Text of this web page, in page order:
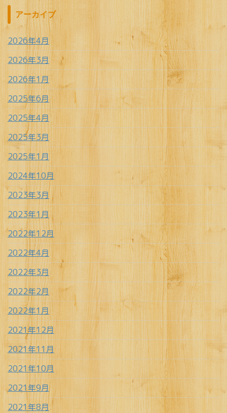
アーカイブ
2026年4月
2026年3月
2026年1月
2025年6月
2025年4月
2025年3月
2025年1月
2024年10月
2023年3月
2023年1月
2022年12月
2022年4月
2022年3月
2022年2月
2022年1月
2021年12月
2021年11月
2021年10月
2021年9月
2021年8月